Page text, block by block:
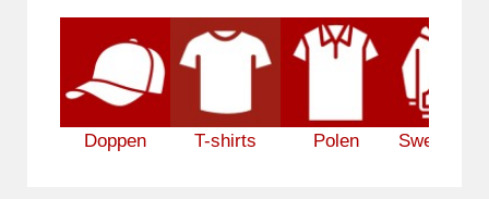
Doppen T-shirts Polen